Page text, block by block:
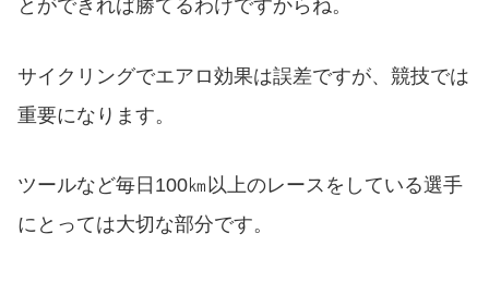
とができれば勝てるわけですからね。
サイクリングでエアロ効果は誤差ですが、競技では
重要になります。
ツールなど毎日100㎞以上のレースをしている選手
にとっては大切な部分です。